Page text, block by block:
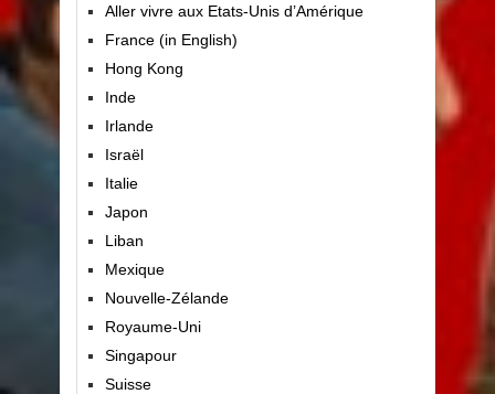
Aller vivre aux Etats-Unis d’Amérique
France (in English)
Hong Kong
Inde
Irlande
Israël
Italie
Japon
Liban
Mexique
Nouvelle-Zélande
Royaume-Uni
Singapour
Suisse